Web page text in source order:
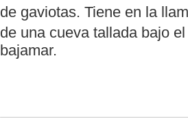
de gaviotas. Tiene en la
de una cueva tallada bajo
bajamar.